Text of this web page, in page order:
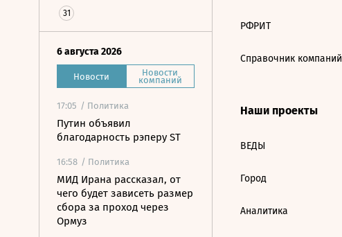
31
6 августа 2026
Новости Новости
компаний
17:05 / Политика
Путин объявил
благодарность рэперу ST
16:58 / Политика
МИД Ирана рассказал, от
чего будет зависеть размер
сбора за проход через
Ормуз
РФРИТ
Справочник компаний
Наши проекты
ВЕДЫ
Город
Аналитика